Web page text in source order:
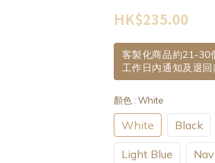
HK$235.00
客製化商品約21-30
工作日內通知及退
顏色 : White
White Black
Light Blue